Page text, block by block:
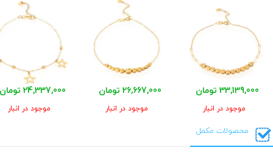
33,139,000 تومان
موجود در انبار
26,667,000 تومان
موجود در انبار
24,337,000 تومان
موجود در انبار
محصولات مکمل